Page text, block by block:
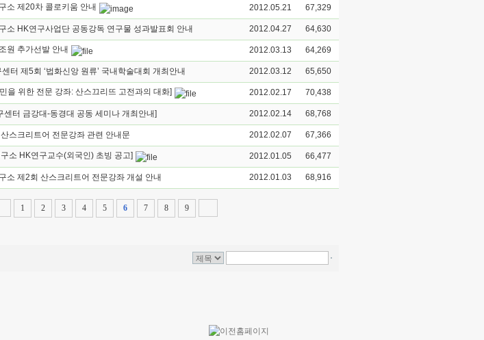
소 제20차 콜로키움 안내 2012.05.21 67,329
소 HK연구사업단 공동강독 연구물 성과발표회 안내 2012.04.27 64,630
원 추가선발 안내 2012.03.13 64,269
터 제5회 ‘법화신앙 원류’ 국내학술대회 개최안내 2012.03.12 65,650
을 위한 전문 강좌: 산스끄리뜨 고전과의 대화] 2012.02.17 70,438
센터 금강대-동경대 공동 세미나 개최안내] 2012.02.14 68,768
스크리트어 전문강좌 관련 안내문 2012.02.07 67,366
소 HK연구교수(외국인) 초빙 공고] 2012.01.05 66,477
소 제2회 산스크리트어 전문강좌 개설 안내 2012.01.03 68,916
1 2 3 4 5 6 7 8 9